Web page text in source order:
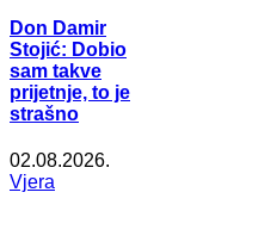
Don Damir
Stojić: Dobio
sam takve
prijetnje, to je
strašno
02.08.2026.
Vjera